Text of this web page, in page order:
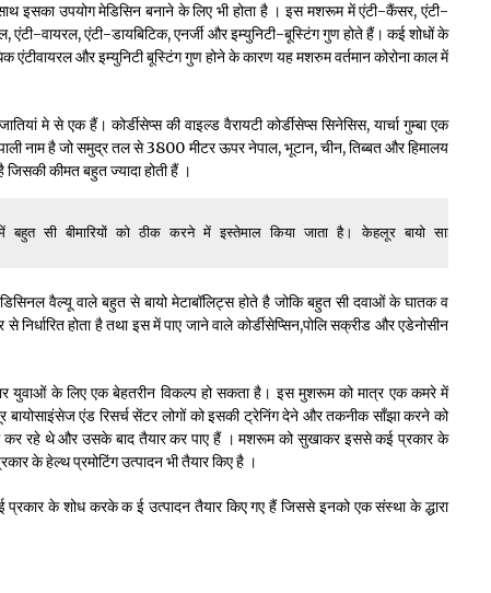
इसका उपयोग मेडिसिन बनाने के लिए भी होता है । इस मशरूम में एंटी-कैंसर, एंटी-
वायरल, एंटी-डायबिटिक, एनर्जी और इम्युनिटी-बूस्टिंग गुण होते हैं। कई शोधों के
और इम्युनिटी बूस्टिंग गुण होने के कारण यह मशरुम वर्तमान कोरोना काल में
मे से एक हैं। कोर्डीसेप्स की वाइल्ड वैरायटी कोर्डीसेप्स सिनेसिस, यार्चा गुम्बा एक
नाम है जो समुद्र तल से 3800 मीटर ऊपर नेपाल, भूटान, चीन, तिब्बत और हिमालय
जिसकी कीमत बहुत ज्यादा होती हैं ।
सी बीमारियों को ठीक करने में इस्तेमाल किया जाता है। केहलूर बायो साइंसेज
वैल्यू वाले बहुत से बायो मेटाबॉलिट्स होते है जोकि बहुत सी दवाओं के घातक व
होता है तथा इस में पाए जाने वाले कोर्डीसेप्सिन,पोलि सक्रीड और एडेनोसीन
युवाओं के लिए एक बेहतरीन विकल्प हो सकता है। इस मुशरूम को मात्र एक कमरे में
एंड रिसर्च सेंटर लोगों को इसकी ट्रेनिंग देने और तकनीक साँझा करने को
रहे थे और उसके बाद तैयार कर पाए हैं । मशरूम को सुखाकर इससे कई प्रकार के
के हेल्थ प्रमोटिंग उत्पादन भी तैयार किए है ।
प्रकार के शोध करके क ई उत्पादन तैयार किए गए हैं जिससे इनको एक संस्था के द्धारा